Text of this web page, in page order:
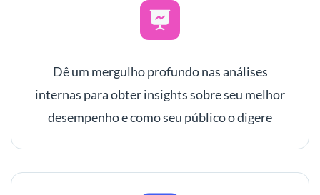
Dê um mergulho profundo nas análises
internas para obter insights sobre seu melhor
desempenho e como seu público o digere